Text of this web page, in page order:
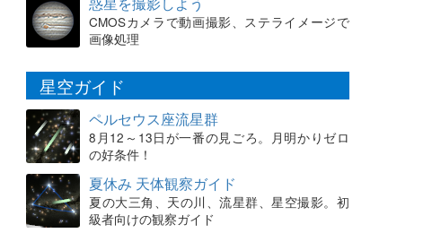
CMOSカメラで動画撮影、ステライメージで
画像処理
星空ガイド
ペルセウス座流星群
8月12～13日が一番の見ごろ。月明かりゼロ
の好条件！
夏休み 天体観察ガイド
夏の大三角、天の川、流星群、星空撮影。初
級者向けの観察ガイド